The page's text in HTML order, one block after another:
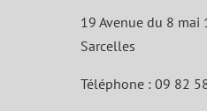
19 Avenue du 8
Sarcelles
Téléphone : 09 82